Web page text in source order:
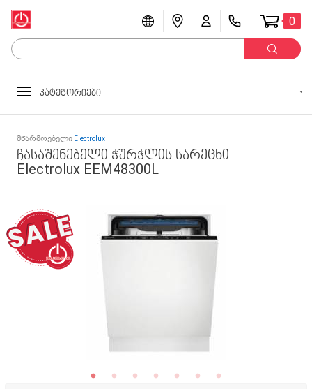
0
კატეგორიები
მწარმოებელი Electrolux
ჩასაშენებელი ჭურჭლის სარეცხი
Electrolux EEM48300L